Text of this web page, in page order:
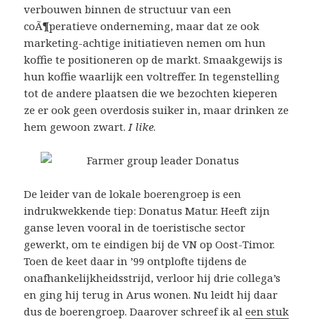
verbouwen binnen de structuur van een
coÃ¶peratieve onderneming, maar dat ze ook
marketing-achtige initiatieven nemen om hun
koffie te positioneren op de markt. Smaakgewijs is
hun koffie waarlijk een voltreffer. In tegenstelling
tot de andere plaatsen die we bezochten kieperen
ze er ook geen overdosis suiker in, maar drinken ze
hem gewoon zwart. I like.
De leider van de lokale boerengroep is een
indrukwekkende tiep: Donatus Matur. Heeft zijn
ganse leven vooral in de toeristische sector
gewerkt, om te eindigen bij de VN op Oost-Timor.
Toen de keet daar in ’99 ontplofte tijdens de
onafhankelijkheidsstrijd, verloor hij drie collega’s
en ging hij terug in Arus wonen. Nu leidt hij daar
dus de boerengroep. Daarover schreef ik aleen stuk